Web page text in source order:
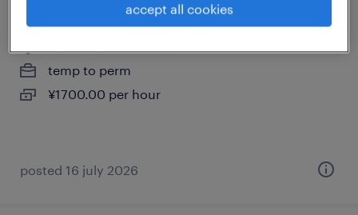
temp to perm
¥1700.00 per hour
posted 16 july 2026
accept all cookies